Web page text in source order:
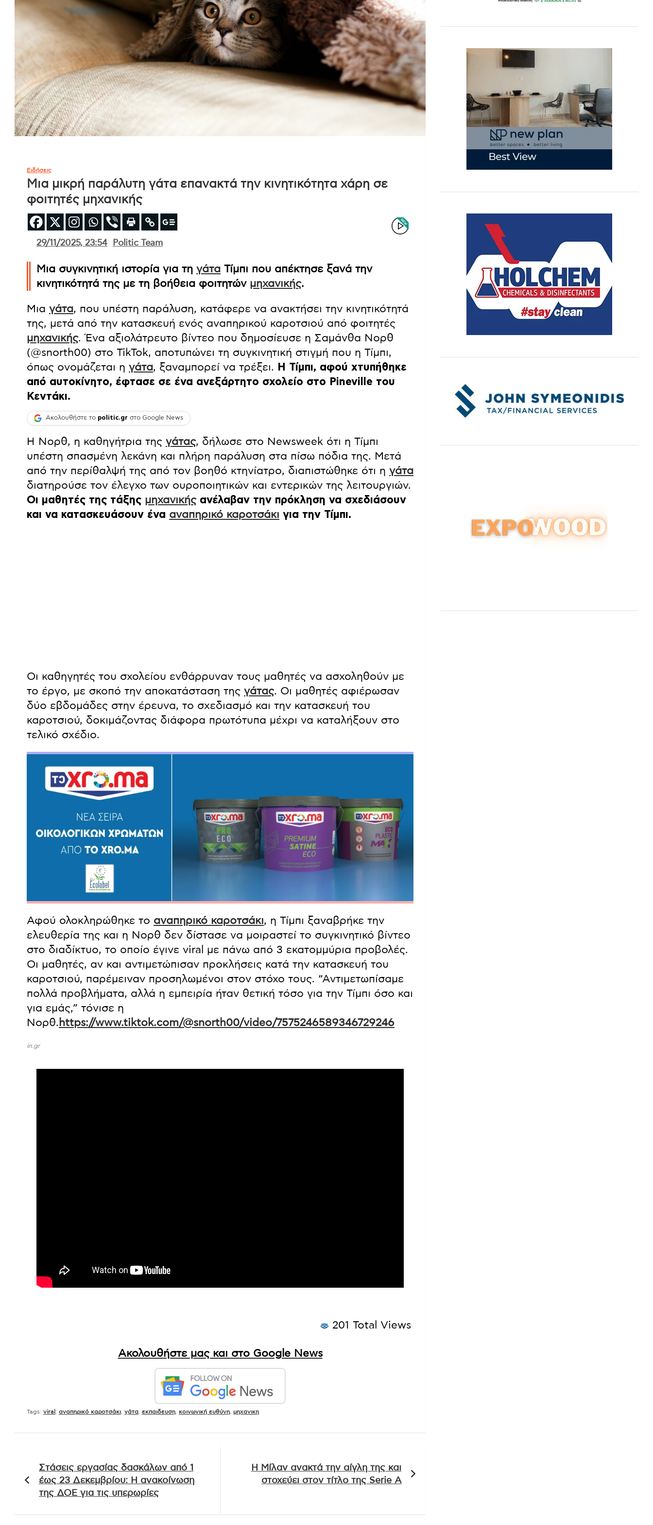
Ειδήσεις
Μια μικρή παράλυτη γάτα επανακτά την κινητικότητα χάρη σε
φοιτητές μηχανικής
29/11/2025, 23:54 Politic Team
Μια συγκινητική ιστορία για τη γάτα Τίμπι που απέκτησε ξανά την
κινητικότητά της με τη βοήθεια φοιτητών μηχανικής.
Μια γάτα, που υπέστη παράλυση, κατάφερε να ανακτήσει την κινητικότητά
της, μετά από την κατασκευή ενός αναπηρικού καροτσιού από φοιτητές
μηχανικής. Ένα αξιολάτρευτο βίντεο που δημοσίευσε η Σαμάνθα Νορθ
(@snorth00) στο TikTok, αποτυπώνει τη συγκινητική στιγμή που η Τίμπι,
όπως ονομάζεται η γάτα, ξαναμπορεί να τρέξει.
Η Τίμπι, αφού χτυπήθηκε
από αυτοκίνητο, έφτασε σε ένα ανεξάρτητο σχολείο στο Pineville του
Κεντάκι.
Ακολουθήστε το politic.gr στο Google News
Η Νορθ, η καθηγήτρια της γάτας, δήλωσε στο Newsweek ότι η Τίμπι
υπέστη σπασμένη λεκάνη και πλήρη παράλυση στα πίσω πόδια της. Μετά
από την περίθαλψή της από τον βοηθό κτηνίατρο, διαπιστώθηκε ότι η γάτα
διατηρούσε τον έλεγχο των ουροποιητικών και εντερικών της λειτουργιών.
Οι μαθητές της τάξης μηχανικήςανέλαβαν την πρόκληση να σχεδιάσουν
και να κατασκευάσουν ένα αναπηρικό καροτσάκι για την Τίμπι.
Οι καθηγητές του σχολείου ενθάρρυναν τους μαθητές να ασχοληθούν με
το έργο, με σκοπό την αποκατάσταση της γάτας. Οι μαθητές αφιέρωσαν
δύο εβδομάδες στην έρευνα, το σχεδιασμό και την κατασκευή του
καροτσιού, δοκιμάζοντας διάφορα πρωτότυπα μέχρι να καταλήξουν στο
τελικό σχέδιο.
Αφού ολοκληρώθηκε το αναπηρικό καροτσάκι, η Τίμπι ξαναβρήκε την
ελευθερία της και η Νορθ δεν δίστασε να μοιραστεί το συγκινητικό βίντεο
στο διαδίκτυο, το οποίο έγινε viral με πάνω από 3 εκατομμύρια προβολές.
Οι μαθητές, αν και αντιμετώπισαν προκλήσεις κατά την κατασκευή του
καροτσιού, παρέμειναν προσηλωμένοι στον στόχο τους. “Αντιμετωπίσαμε
πολλά προβλήματα, αλλά η εμπειρία ήταν θετική τόσο για την Τίμπι όσο και
για εμάς,” τόνισε η
Νορθ. https://www.tiktok.com/@snorth00/video/7575246589346729246
in.gr
201 Total Views
Ακολουθήστε μας και στο Google News
Tags: viral αναπηρικό καροτσάκι γάτα εκπαιδευση κοινωνική ευθύνη μηχανικη
άρθρων
Στάσεις εργασίας δασκάλων από 1
έως 23 Δεκεμβρίου: Η ανακοίνωση
της ΔΟΕ για τις υπερωρίες
Η Μίλαν ανακτά την αίγλη της και
στοχεύει στον τίτλο της Serie A